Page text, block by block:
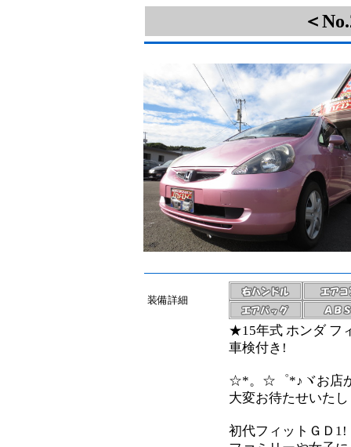
＜
装備詳細
★15年式 ホンダ フ
車検付き!
☆*。☆゜*♪ヾお店
大変お待たせいた
初代フィットＧＤ1!